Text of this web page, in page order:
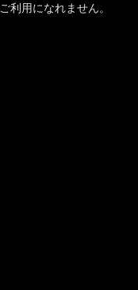
利用になれません。